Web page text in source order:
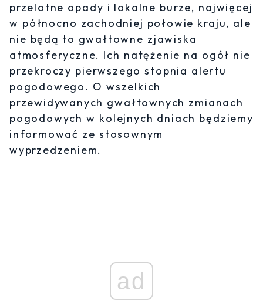
przelotne opady i lokalne burze, najwięcej
w północno zachodniej połowie kraju, ale
nie będą to gwałtowne zjawiska
atmosferyczne. Ich natężenie na ogół nie
przekroczy pierwszego stopnia alertu
pogodowego. O wszelkich
przewidywanych gwałtownych zmianach
pogodowych w kolejnych dniach będziemy
informować ze stosownym
wyprzedzeniem.
ad